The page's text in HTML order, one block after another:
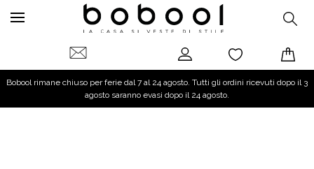
Bobool rimane chiuso per ferie dal 7 al 24 agosto. Tutti gli ordini ricevuti dopo il 3
agosto saranno evasi dopo il 24 agosto.